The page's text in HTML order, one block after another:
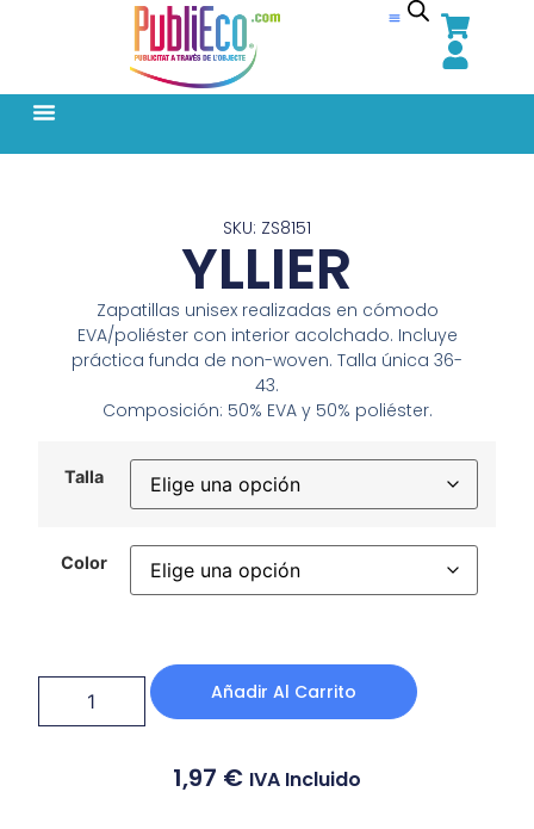
SKU: ZS8151
YLLIER
Zapatillas unisex realizadas en cómodo
EVA/poliéster con interior acolchado. Incluye
práctica funda de non-woven. Talla única 36-
43.
Composición: 50% EVA y 50% poliéster.
Talla
Color
Añadir Al Carrito
1,97 € IVA Incluido